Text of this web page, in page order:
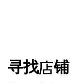
表带
寻找店铺